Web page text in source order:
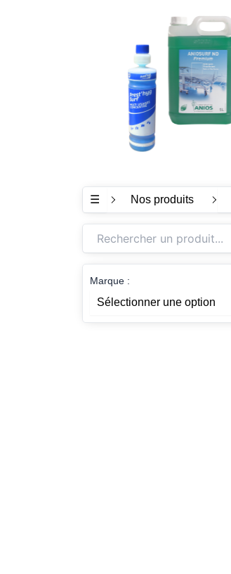
☰ Nos produits
Marque :
Sélectionner une option